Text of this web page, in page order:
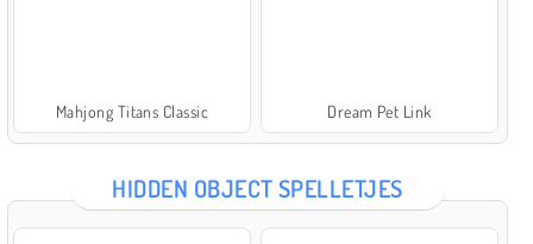
Mahjong Titans Classic Dream Pet Link
HIDDEN OBJECT SPELLETJES